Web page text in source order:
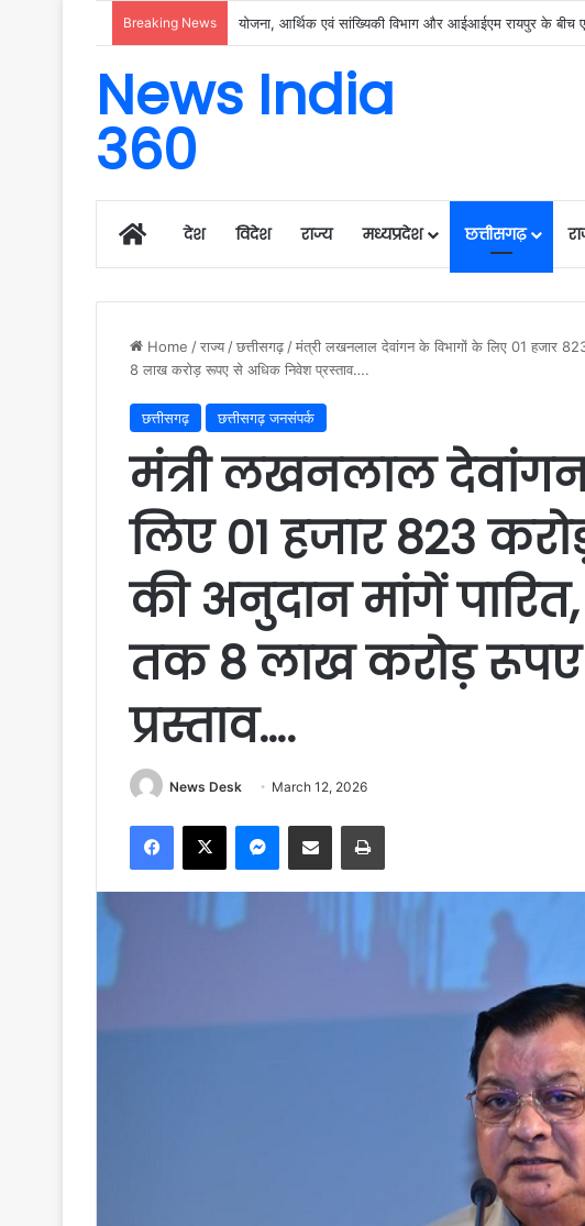
Breaking News रायगढ़ में विकास को मिल रही नई रफ्तार, हर क्षेत्र में मजबूत हो
News India
360
Homeदेश विदेश राज्य मध्यप्रदेश छत्तीसगढ़
Home /राज्य /छत्तीसगढ़ /मंत्री लखनलाल देवांगन के विभागों के लिए 01 हजार
8 लाख करोड़ रूपए से अधिक निवेश प्रस्ताव….
छत्तीसगढ़ छत्तीसगढ़ जनसंपर्क
मंत्री लखनलाल
लिए 01 हजार 823
की अनुदान मांगें
तक 8 लाख करोड़
प्रस्ताव….
News Desk March 12, 2026
Facebook
X Messenger
Share via Email Print